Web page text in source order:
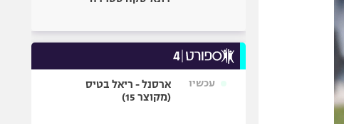
עכשיו
ארסנל - ריאל בטיס
(מקוצר 15)